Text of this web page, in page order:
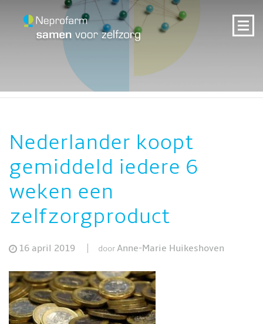
Nederlander koopt
gemiddeld iedere 6
weken een
zelfzorgproduct
16 april 2019 door Anne-Marie Huikeshoven